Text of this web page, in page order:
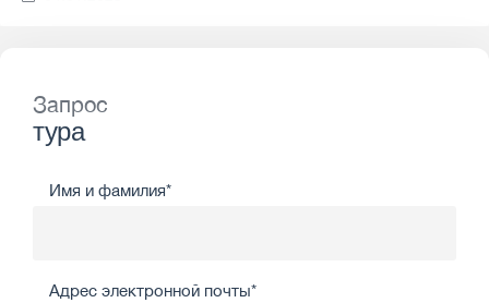
Запрос
тура
Имя и фамилия*
Адрес электронной почты*